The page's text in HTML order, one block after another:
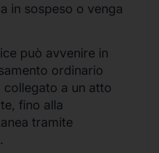
in sospeso o venga
può avvenire in
ordinario
a un atto
fino alla
tramite